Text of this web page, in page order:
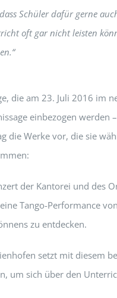
Schüler dafür gerne
oft gar nicht leisten
die am 23. Juli 2016 im
einbezogen
die Werke vor, die sie
der Kantorei und des
Tango-Performance
zu entdecken.
setzt mit
um sich über den